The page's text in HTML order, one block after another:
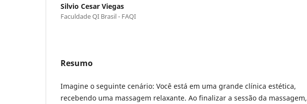
Silvio Cesar Viegas
Faculdade QI Brasil - FAQI
Resumo
Imagine o seguinte cenário: Você está em uma grande clínica estética,
recebendo uma massagem relaxante. Ao finalizar a sessão da massagem,